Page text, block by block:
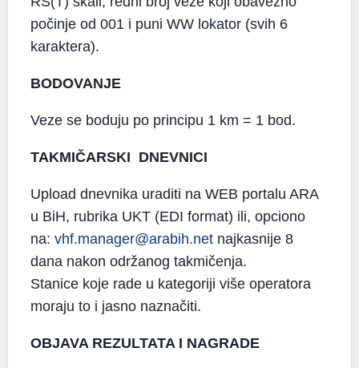
počinje od 001 i puni WW lokator (svih 6
karaktera).
BODOVANJE
Veze se boduju po principu 1 km = 1 bod.
TAKMIČARSKI DNEVNICI
Upload dnevnika uraditi na WEB portalu ARA
u BiH, rubrika UKT (EDI format) ili, opciono
na: vhf.manager@arabih.net najkasnije 8
dana nakon održanog takmičenja.
Stanice koje rade u kategoriji više operatora
moraju to i jasno naznačiti.
OBJAVA REZULTATA I NAGRADE